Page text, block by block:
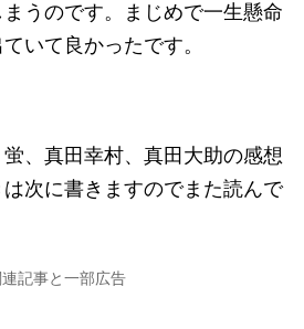
うのです。まじめで一生懸命
いて良かったです。
、真田幸村、真田大助の感想
次に書きますのでまた読んで
記事と一部広告